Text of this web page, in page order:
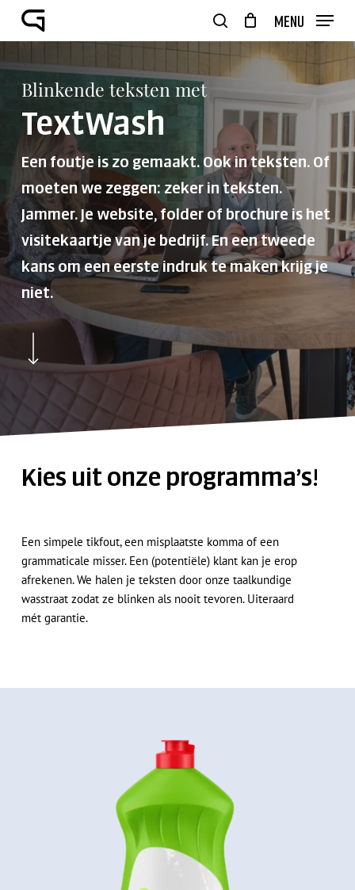
main
content
Menu
Winkelwagen Close
Blinkende teksten met
TextWash
Een foutje is zo gemaakt. Ook in teksten. Of
moeten we zeggen: zeker in teksten.
Jammer. Je website, folder of brochure is het
visitekaartje van je bedrijf. En een tweede
kans om een eerste indruk te maken krijg je
niet.
Navigate to the next section
Kies uit onze programma’s!
Een simpele tikfout, een misplaatste komma of een
grammaticale misser. Een (potentiële) klant kan je erop
afrekenen. We halen je teksten door onze taalkundige
wasstraat zodat ze blinken als nooit tevoren. Uiteraard
mét garantie.
Menu